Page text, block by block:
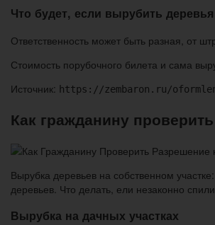
Что будет, если вырубить
Ответственность может быть разная, от
Стоимость порубочного билета и сама
Источник: https://zembaron.ru/
Как гражданину
Вырубка деревьев на собственном
деревьев. Что делать, ели незаконно
Вырубка на дачных участках